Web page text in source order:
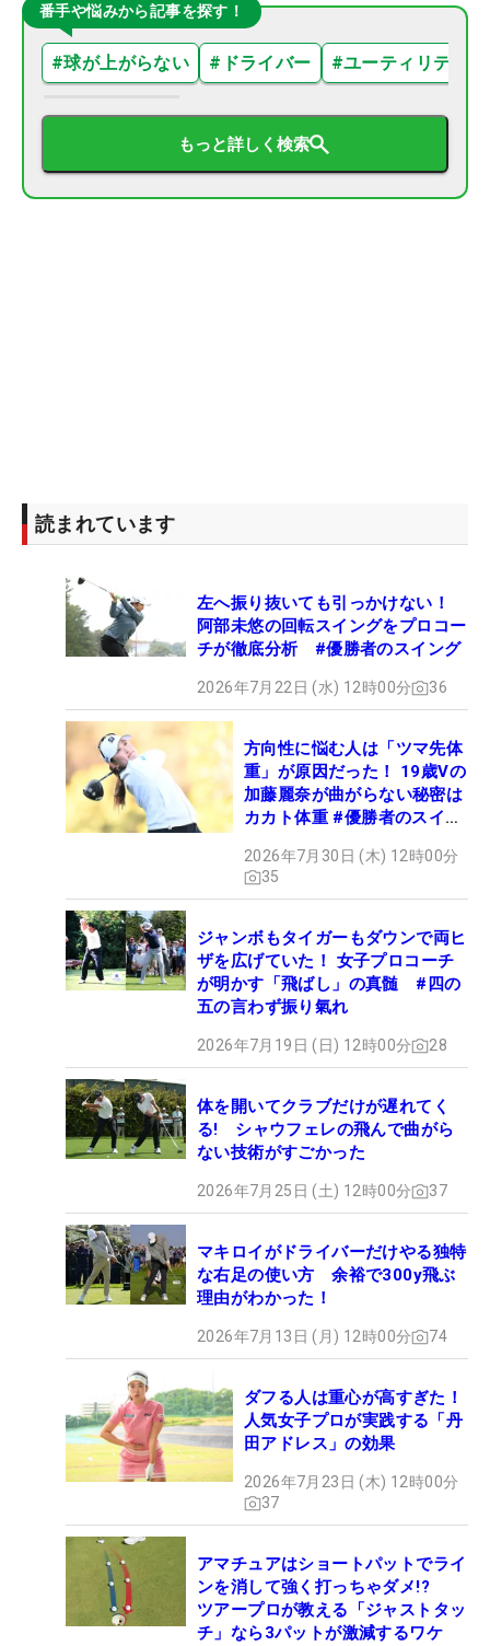
番手や悩みから記事を探す！
#球が上がらない # ドライバー #ユーティリティ
もっと詳しく検索
読まれています
左へ振り抜いても引っかけない！
阿部未悠の回転スイングをプロコー
チが徹底分析 #優勝者のスイング
2026年7月22日 (水) 12時00分 36
方向性に悩む人は「ツマ先体
重」が原因だった！ 19歳Vの
加藤麗奈が曲がらない秘密は
カカト体重 #優勝者のスイン
2026年7月30日 (木) 12時00分
35
ジャンボもタイガーもダウンで両ヒ
ザを広げていた！ 女子プロコーチ
が明かす「飛ばし」の真髄 #四の
五の言わず振り氣れ
2026年7月19日 (日) 12時00分 28
体を開いてクラブだけが遅れてく
る! シャウフェレの飛んで曲がら
ない技術がすごかった
2026年7月25日 (土) 12時00分 37
マキロイがドライバーだけやる独特
な右足の使い方 余裕で300y飛ぶ
理由がわかった！
2026年7月13日 (月) 12時00分 74
ダフる人は重心が高すぎた！
人気女子プロが実践する「丹
田アドレス」の効果
2026年7月23日 (木) 12時00分
37
アマチュアはショートパットでライ
ンを消して強く打っちゃダメ!?
ツアープロが教える「ジャストタッ
チ」なら3パットが激減するワケ